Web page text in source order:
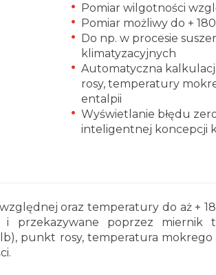
Pomiar wilgotności
Pomiar możliwy do + 180
Do np. w procesie
klimatyzacyjnych
Automatyczna
rosy, temperatury
entalpii
Wyświetlanie błędu
inteligentnej koncepcji
oraz temperatury do aż +
i przekazywane poprzez miernik
punkt rosy, temperatura